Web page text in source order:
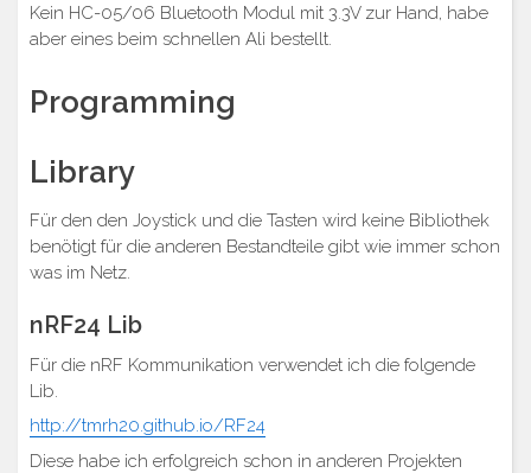
Kein HC-05/06 Bluetooth Modul mit 3.3V zur Hand, habe
aber eines beim schnellen Ali bestellt.
Programming
Library
Für den den Joystick und die Tasten wird keine Bibliothek
benötigt für die anderen Bestandteile gibt wie immer schon
was im Netz.
nRF24 Lib
Für die nRF Kommunikation verwendet ich die folgende
Lib.
http://tmrh20.github.io/RF24
Diese habe ich erfolgreich schon in anderen Projekten